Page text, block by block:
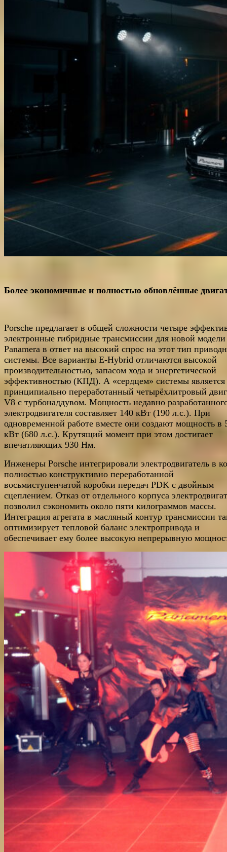
Более экономичные и полностью обновлённые
Porsche предлагает в общей сложности четыре
электронные гибридные трансмиссии для новой модели
Panamera в ответ на высокий спрос на этот тип
системы. Все варианты E-Hybrid отличаются высокой
производительностью, запасом хода и энергетической
эффективностью (КПД). А «сердцем» системы является
принципиально переработанный четырёхлитровый
V8 с турбонаддувом. Мощность недавно
электродвигателя составляет 140 кВт (190 л.с.). При
одновременной работе вместе они создают мощность в
кВт (680 л.с.). Крутящий момент при этом достигает
впечатляющих 930 Нм.
Инженеры Porsche интегрировали электродвигатель в
полностью конструктивно переработанной
восьмиступенчатой коробки передач PDK с двойным
сцеплением. Отказ от отдельного корпуса
позволил сэкономить около пяти килограммов массы.
Интеграция агрегата в масляный контур трансмиссии
оптимизирует тепловой баланс электропривода и
обеспечивает ему более высокую непрерывную